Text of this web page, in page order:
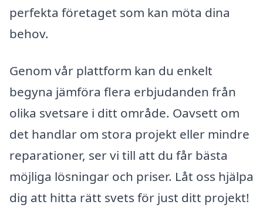
perfekta företaget som kan möta dina
behov.
Genom vår plattform kan du enkelt
begyna jämföra flera erbjudanden från
olika svetsare i ditt område. Oavsett om
det handlar om stora projekt eller mindre
reparationer, ser vi till att du får bästa
möjliga lösningar och priser. Låt oss hjälpa
dig att hitta rätt svets för just ditt projekt!